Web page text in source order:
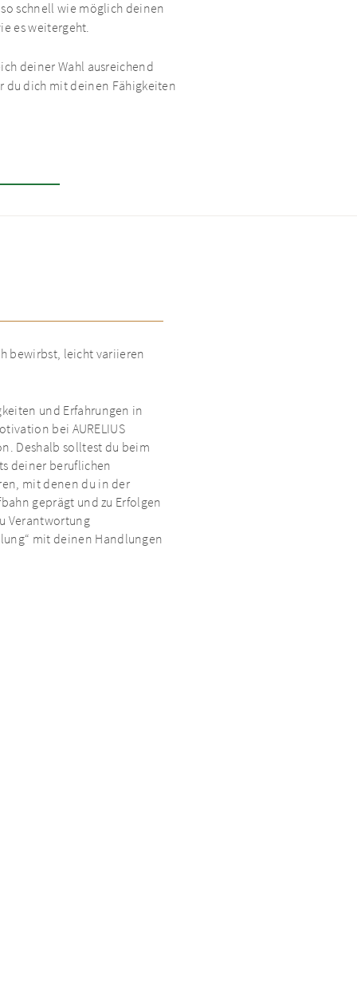
schnell wie möglich deinen
es weitergeht.
deiner Wahl ausreichend
du dich mit deinen Fähigkeiten
bewirbst, leicht variieren
und Erfahrungen in
bei AURELIUS
Deshalb solltest du beim
deiner beruflichen
mit denen du in der
geprägt und zu Erfolgen
Verantwortung
mit deinen Handlungen